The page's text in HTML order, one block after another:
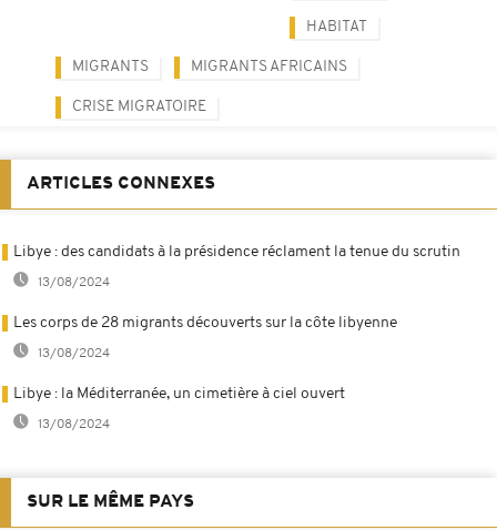
HABITAT
MIGRANTS MIGRANTS AFRICAINS
CRISE MIGRATOIRE
ARTICLES CONNEXES
Libye : des candidats à la présidence réclament la tenue du scrutin
13/08/2024
Les corps de 28 migrants découverts sur la côte libyenne
13/08/2024
Libye : la Méditerranée, un cimetière à ciel ouvert
13/08/2024
SUR LE MÊME PAYS